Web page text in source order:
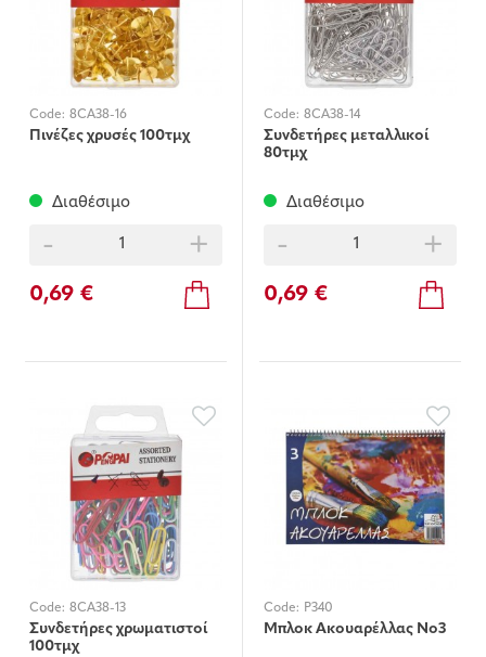
Code: 8CA38-16
Πινέζες χρυσές 100τμχ
Διαθέσιμο
- +
0,69 €
Code: 8CA38-14
Συνδετήρες μεταλλικοί
80τμχ
Διαθέσιμο
- +
0,69 €
Code: 8CA38-13
Συνδετήρες χρωματιστοί
100τμχ
Code: P340
Μπλοκ Ακουαρέλλας Νο3